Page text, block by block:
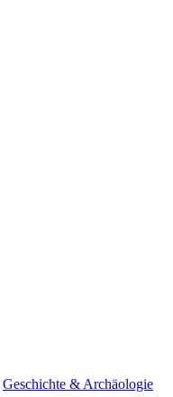
Geschichte & Archäologie